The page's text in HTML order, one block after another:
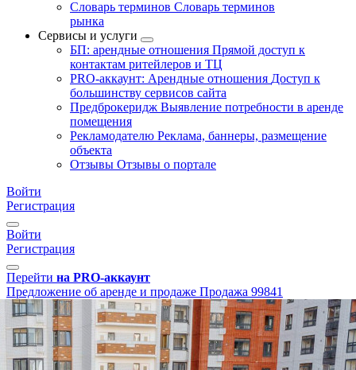
Словарь терминов Словарь терминов
рынка
Сервисы и услуги
БП: арендные отношения Прямой доступ к
контактам ритейлеров и ТЦ
PRO-аккаунт: Арендные отношения Доступ к
большинству сервисов сайта
Предброкеридж Выявление потребности в аренде
помещения
Рекламодателю Реклама, баннеры, размещение
объекта
Отзывы Отзывы о портале
Войти
Регистрация
Войти
Регистрация
Перейти на PRO-аккаунт
Предложение об аренде и продаже Продажа 99841